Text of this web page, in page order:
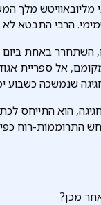
מלך
הרבי התבטא לא
השתחרר באחת
שנמשכה כשבוע
הוא התייחס